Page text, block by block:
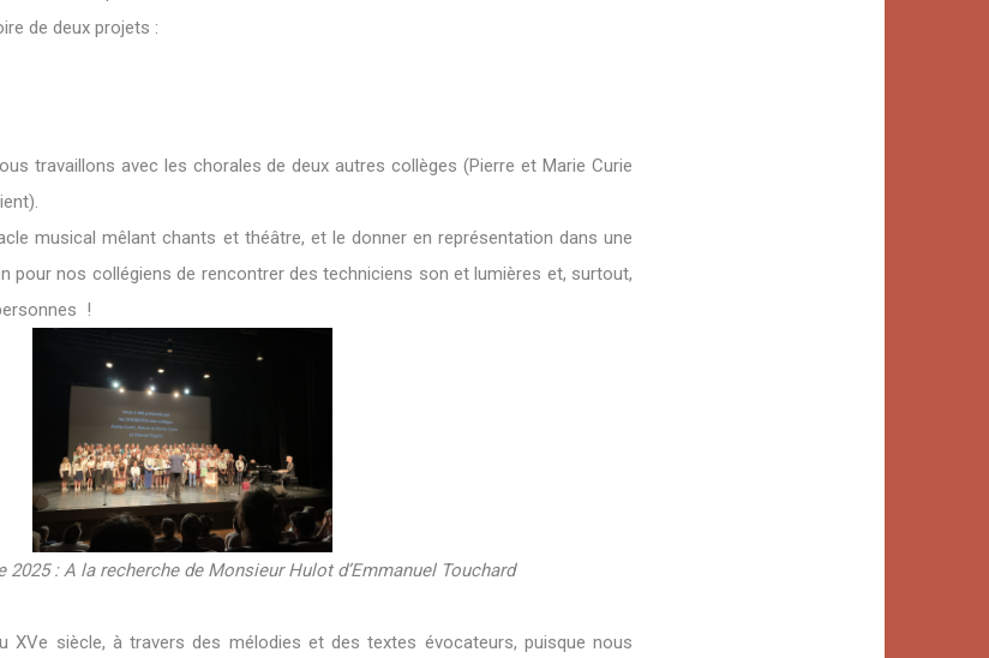
de deux projets :
travaillons avec les chorales de deux autres collèges (Pierre et Marie Curie
musical mêlant chants et théâtre, et le donner en représentation dans une
pour nos collégiens de rencontrer des techniciens son et lumières et, surtout,
!
2025 : A la recherche de Monsieur Hulot d’Emmanuel Touchard
XVe siècle, à travers des mélodies et des textes évocateurs, puisque nous